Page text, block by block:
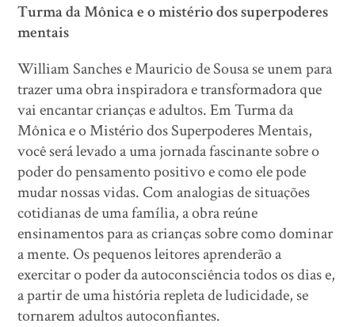
Turma da Mônica e o mistério dos superpoderes
mentais
William Sanches e Mauricio de Sousa se unem para
trazer uma obra inspiradora e transformadora que
vai encantar crianças e adultos. Em Turma da
Mônica e o Mistério dos Superpoderes Mentais,
você será levado a uma jornada fascinante sobre o
poder do pensamento positivo e como ele pode
mudar nossas vidas. Com analogias de situações
cotidianas de uma família, a obra reúne
ensinamentos para as crianças sobre como dominar
a mente. Os pequenos leitores aprenderão a
exercitar o poder da autoconsciência todos os dias e,
a partir de uma história repleta de ludicidade, se
tornarem adultos autoconfiantes.